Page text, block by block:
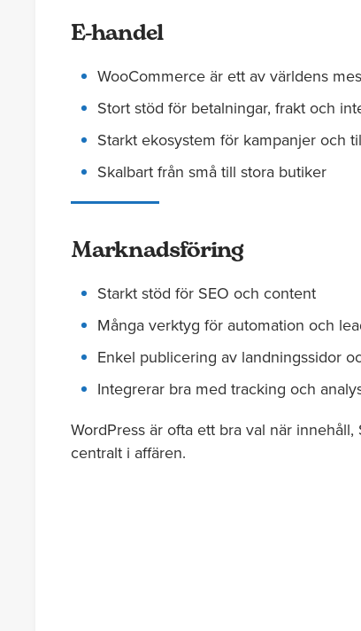
E-handel
WooCommerce är ett av världens
Stort stöd för betalningar, frakt och
Starkt ekosystem för kampanjer och
Skalbart från små till stora butiker
Marknadsföring
Starkt stöd för SEO och content
Många verktyg för automation och
Enkel publicering av landningssidor
Integrerar bra med tracking och
WordPress är ofta ett bra val när
centralt i affären.